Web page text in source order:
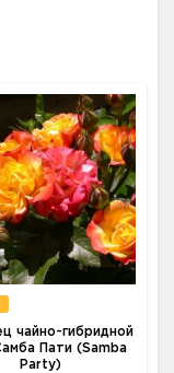
чайно-гибридной
Пати (Samba
Party)